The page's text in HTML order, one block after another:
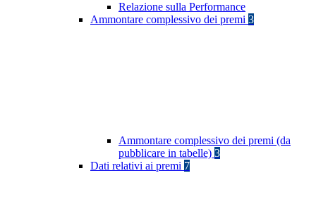
Relazione sulla Performance
Ammontare complessivo dei premi 3
Ammontare complessivo dei premi (da
pubblicare in tabelle) 3
Dati relativi ai premi 7